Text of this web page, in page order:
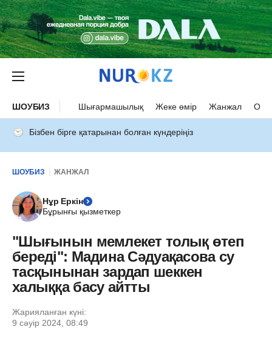
ШОУБИЗ Шығармашылық Жеке өмір Жанжал
Бізбен бірге қатарынан болған күндеріңіз
ШОУБИЗ ЖАНЖАЛ
Нұр Еркін
Бұрынғы қызметкер
"Шығынын мемлекет толық өтеп
береді": Мадина Сәдуақасова су
тасқынынан зардап шеккен
халыққа басу айтты
Жарияланған күні:
9 сәуір 2024, 08:49